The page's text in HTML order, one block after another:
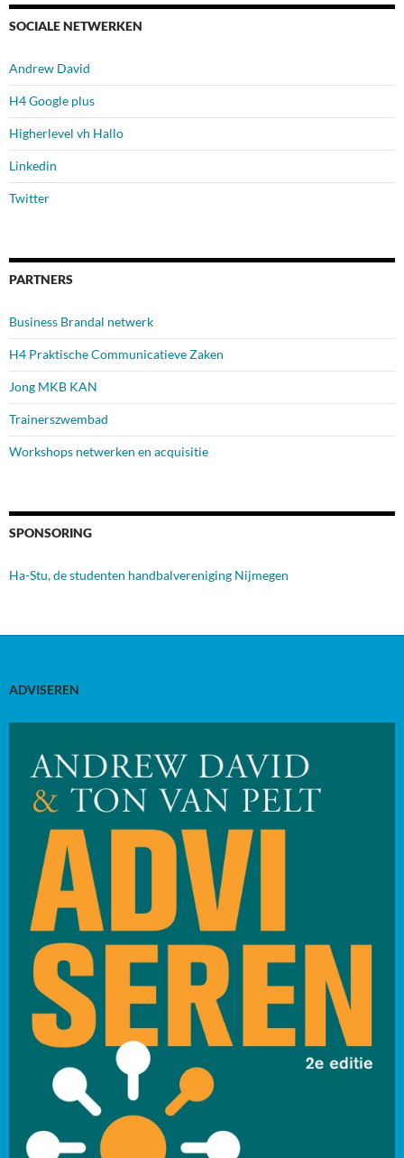
SOCIALE NETWERKEN
Andrew David
H4 Google plus
Higherlevel vh Hallo
Linkedin
Twitter
PARTNERS
Business Brandal netwerk
H4 Praktische Communicatieve Zaken
Jong MKB KAN
Trainerszwembad
Workshops netwerken en acquisitie
SPONSORING
Ha-Stu, de studenten handbalvereniging Nijmegen
ADVISEREN